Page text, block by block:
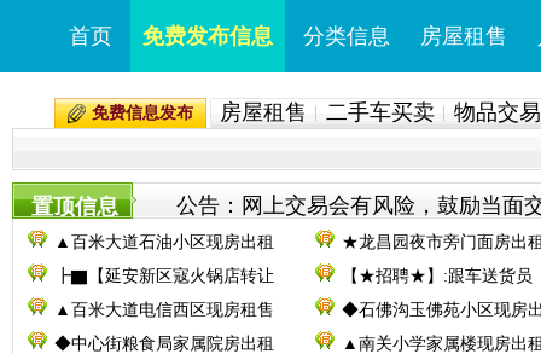
首页 免费发布信息 分类信息 房屋租售
免费信息发布 房屋租售 二手车买卖 物品交易
置顶信息 公告：网上交易会有风险，鼓励当面
▲百米大道石油小区现房出租
★龙昌园夜市旁门面房出
┣▇【延安新区寇火锅店转让
【★招聘★】:跟车送货员
▲百米大道电信西区现房租售
◆石佛沟玉佛苑小区现房
◆中心街粮食局家属院房出租
▲南关小学家属楼现房出